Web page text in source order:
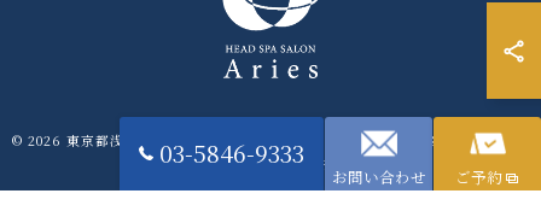
03-5846-9333
お問い合わせ ご予約
© 2026 東京都浅草橋のヘッドスパなら浅草橋ドライヘッドスパ専門店アリエス
ALL RIGHTS RESERVED.